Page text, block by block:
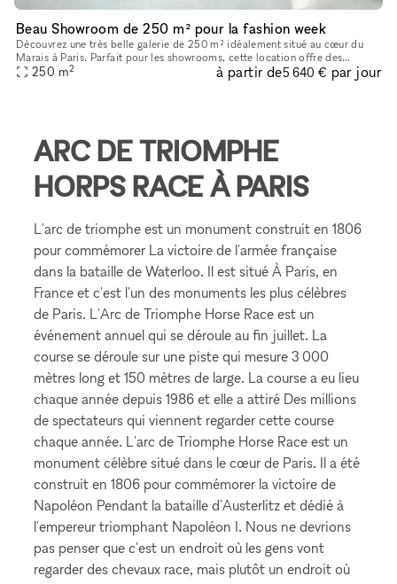
Beau Showroom de 250 m² pour la fashion week
Découvrez une très belle galerie de 250 m² idéalement situé au cœur du
Marais à Paris. Parfait pour les showrooms, cette location offre des
caractéristiques uniques telles que de hauts plafonds, des
250 m2 à partir de5 640 € par jour
ARC DE TRIOMPHE
HORPS RACE À PARIS
L'arc de triomphe est un monument construit en 1806
pour commémorer La victoire de l'armée française
dans la bataille de Waterloo. Il est situé À Paris, en
France et c'est l'un des monuments les plus célèbres
de Paris. L'Arc de Triomphe Horse Race est un
événement annuel qui se déroule au fin juillet. La
course se déroule sur une piste qui mesure 3 000
mètres long et 150 mètres de large. La course a eu lieu
chaque année depuis 1986 et elle a attiré Des millions
de spectateurs qui viennent regarder cette course
chaque année. L'arc de Triomphe Horse Race est un
monument célèbre situé dans le cœur de Paris. Il a été
construit en 1806 pour commémorer la victoire de
Napoléon Pendant la bataille d'Austerlitz et dédié à
l'empereur triomphant Napoléon I. Nous ne devrions
pas penser que c'est un endroit où les gens vont
regarder des chevaux race, mais plutôt un endroit où